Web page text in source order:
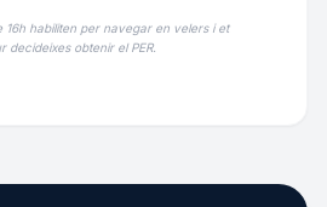
16h habiliten per navegar en velers i et
obtenir el PER.